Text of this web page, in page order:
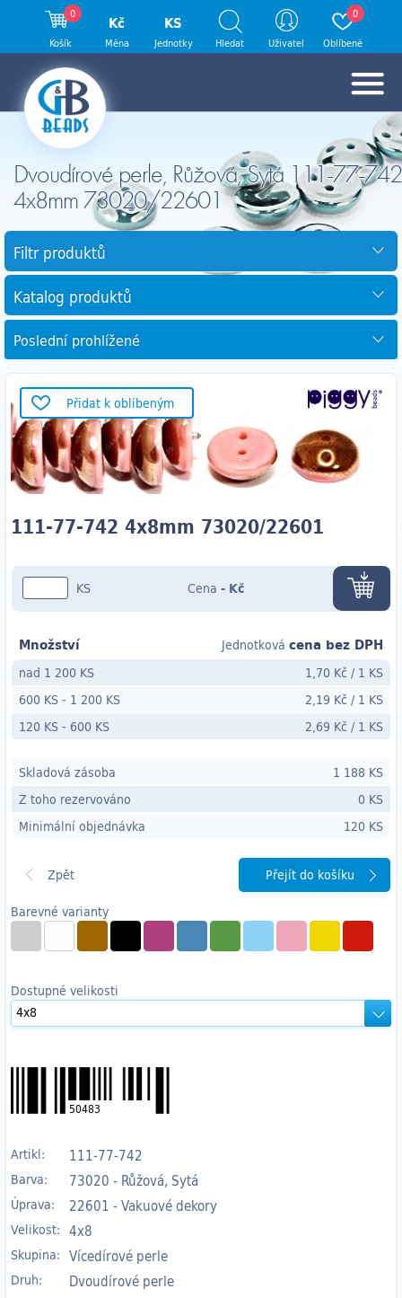
Dvoudírové perle, Růžová, Sytá 111-77-742
4x8mm 73020/22601
Filtr produktů
Katalog produktů
Poslední prohlížené
Přidat k oblíbeným
111-77-742 4x8mm 73020/22601
Barevné varianty
Dostupné velikosti
50483
Artikl: 111-77-742
Barva: 73020 - Růžová, Sytá
Úprava: 22601 - Vakuové dekory
Velikost: 4x8
Skupina: Vícedírové perle
Druh: Dvoudírové perle
KS Cena - Kč
Množství Jednotková cena bez DPH
nad 1 200 KS 1,70 Kč / 1 KS
600 KS- 1 200 KS 2,19 Kč / 1 KS
120 KS- 600 KS 2,69 Kč / 1 KS
Skladová zásoba
1 188 KS
Z toho rezervováno
0 KS
Minimální objednávka
120 KS
Přejít do košíku
0
Košík
Kč
Měna
KS
Jednotky Hledat Uživatel
0
Oblíbené